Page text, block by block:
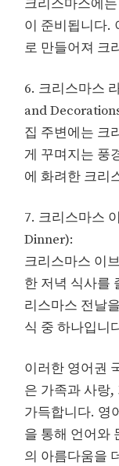
크리스마스에
이 준비됩니다.
로 만들어져 크
6. 크리스마스
and
집 주변에는 크
게 꾸며지는 풍
에 화려한 크리
7. 크리스마스
Dinner):
크리스마스 이
한 저녁 식사를
리스마스 전날
식 중 하나입니
이러한 영어권
은 가족과 사랑
가득합니다. 영
을 통해 언어와
의 아름다움을